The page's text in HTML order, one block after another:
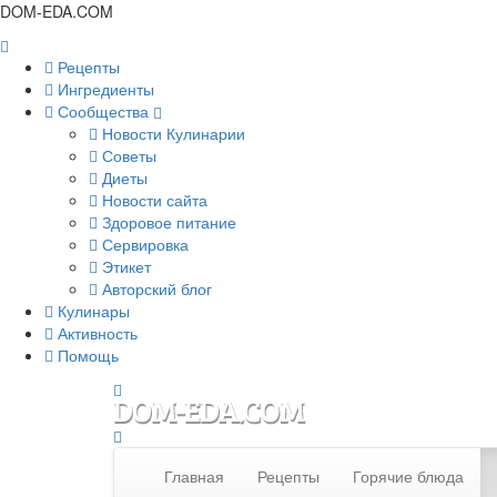
DOM-EDA.COM
Рецепты
Ингредиенты
Сообщества
Новости Кулинарии
Советы
Диеты
Новости сайта
Здоровое питание
Сервировка
Этикет
Авторский блог
Кулинары
Активность
Помощь
Главная Рецепты Горячие блюда